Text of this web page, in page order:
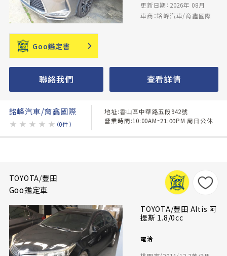
更新日期：2026年 08月
車商：銘峰汽車/育鑫國際
Goo鑑定書
聯絡我們 查看詳情
銘峰汽車/育鑫國際
★ ★ ★ ★ ★ （0件）
地址:香山區中華路五段942號
營業時間:10:00AM~21:00PM 周日公休
TOYOTA/豐田
Goo鑑定車
TOYOTA/豐田 Altis 阿
提斯 1.8/0cc
電洽